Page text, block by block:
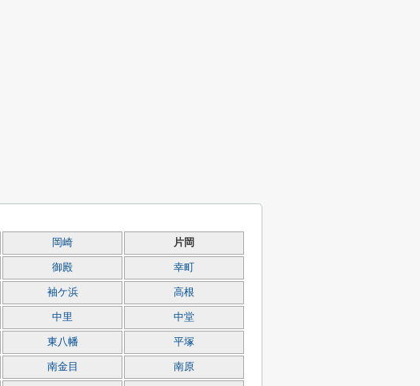
岡崎 片岡
御殿 幸町
袖ケ浜 高根
中里 中堂
東八幡 平塚
南金目 南原